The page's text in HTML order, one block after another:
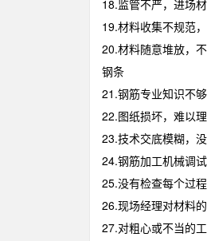
18.监管不严，进场
19.材料收集不规范
20.材料随意堆放，
钢条
21.钢筋专业知识不
22.图纸损坏，难以
23.技术交底模糊，
24.钢筋加工机械调试
25.没有检查每个过
26.现场经理对材料的
27.对粗心或不当的